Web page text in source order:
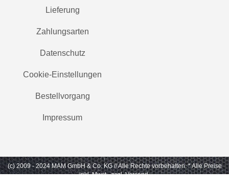
Lieferung
Zahlungsarten
Datenschutz
Cookie-Einstellungen
Bestellvorgang
Impressum
(c) 2009 - 2024 MAM GmbH & Co. KG // Alle Rechte vorbehalten. * Alle Preise
inkl. Mwst., zzgl. Versand.